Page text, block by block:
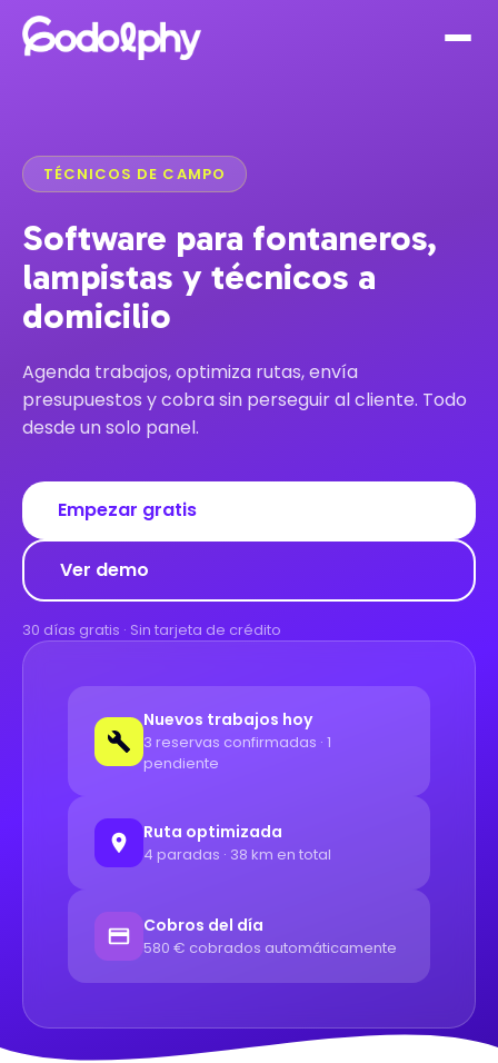
TÉCNICOS DE CAMPO
Software para fontaneros,
lampistas y técnicos a
domicilio
Agenda trabajos, optimiza rutas, envía
presupuestos y cobra sin perseguir al cliente. Todo
desde un solo panel.
Empezar gratis
Ver demo
30 días gratis · Sin tarjeta de crédito
Nuevos trabajos hoy
3 reservas confirmadas · 1
pendiente
Ruta optimizada
4 paradas · 38 km en total
Cobros del día
580 € cobrados automáticamente